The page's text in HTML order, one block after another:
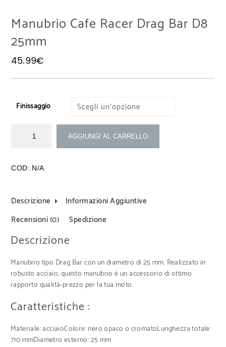
Manubrio Cafe Racer Drag Bar D8
25mm
45.99€
Finissaggio
AGGIUNGI AL CARRELLO
COD: N/A
Descrizione
Informazioni Aggiuntive
Recensioni (0)
Spedizione
Descrizione
Manubrio tipo Drag Bar con un diametro di 25 mm. Realizzato in
robusto acciaio, questo manubrio è un accessorio di ottimo
rapporto qualità-prezzo per la tua moto.
Caratteristiche :
Materiale: acciaioColore: nero opaco o cromatoLunghezza totale:
710 mmDiametro esterno: 25 mm